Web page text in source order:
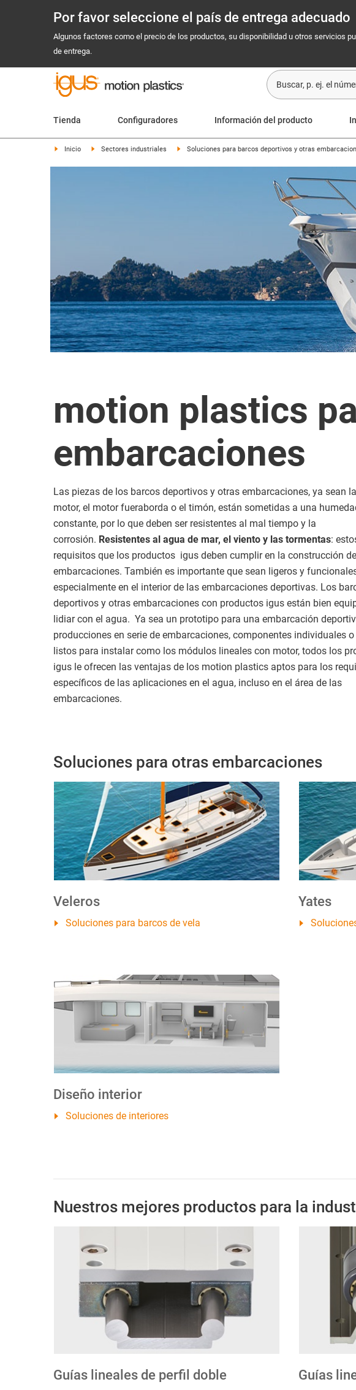
Por favor seleccione el país de entrega adecuado
Algunos factores como el precio de los productos, su disponibilidad u otros servicios
de entrega.
Tienda Configuradores Información del producto
Inicio Sectores industriales Soluciones para barcos deportivos y otras
motion plastics
embarcaciones
Las piezas de los barcos deportivos y otras embarcaciones, ya sean
motor, el motor fueraborda o el timón, están sometidas a una
constante, por lo que deben ser resistentes al mal tiempo y la
corrosión. Resistentes al agua de mar, el viento y las tormentas:
requisitos que los productos igus deben cumplir en la construcción de
embarcaciones. También es importante que sean ligeros y
especialmente en el interior de las embarcaciones deportivas. Los
deportivos y otras embarcaciones con productos igus están bien
lidiar con el agua. Ya sea un prototipo para una embarcación
producciones en serie de embarcaciones, componentes individuales
listos para instalar como los módulos lineales con motor, todos los
igus le ofrecen las ventajas de los motion plastics aptos para los
específicos de las aplicaciones en el agua, incluso en el área de las
embarcaciones.
Soluciones para otras embarcaciones
Veleros
Soluciones para barcos de vela
Yates
Diseño interior
Soluciones de interiores
Nuestros mejores productos para la
Guías lineales de perfil doble Guías